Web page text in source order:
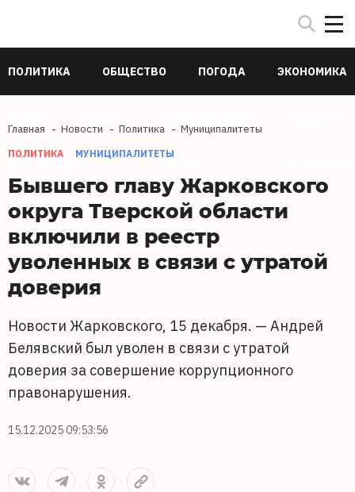
ПОЛИТИКА ОБЩЕСТВО ПОГОДА ЭКОНОМИКА
Главная Новости Политика Муниципалитеты
ПОЛИТИКА МУНИЦИПАЛИТЕТЫ
Бывшего главу Жарковского
округа Тверской области
включили в реестр
уволенных в связи с утратой
доверия
Новости Жарковского, 15 декабря. — Андрей
Белявский был уволен в связи с утратой
доверия за совершение коррупционного
правонарушения.
15.12.2025 09:53:56